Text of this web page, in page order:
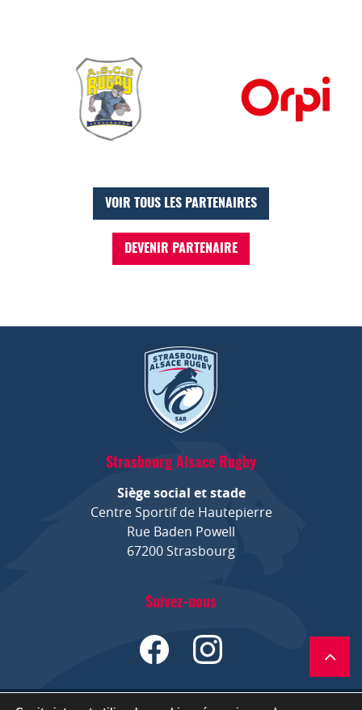
VOIR TOUS LES PARTENAIRES
DEVENIR PARTENAIRE
Strasbourg Alsace Rugby
Siège social et stade
Centre Sportif de Hautepierre
Rue Baden Powell
67200 Strasbourg
Suivez-nous